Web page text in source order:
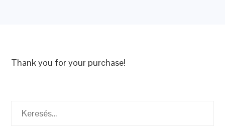
Thank you for your purchase!
Keresés: